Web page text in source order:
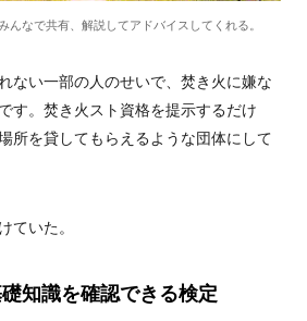
んなで共有、解説してアドバイスしてくれる。
ない一部の人のせいで、焚き火に嫌な
す。焚き火スト資格を提示するだけ
所を貸してもらえるような団体にして
ていた。
知識を確認できる検定